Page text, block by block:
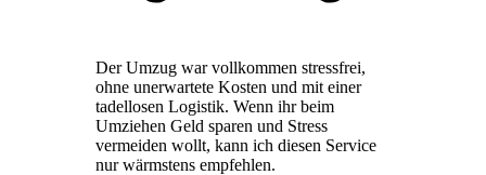
Der Umzug war vollkommen stressfrei,
ohne unerwartete Kosten und mit einer
tadellosen Logistik. Wenn ihr beim
Umziehen Geld sparen und Stress
vermeiden wollt, kann ich diesen Service
nur wärmstens empfehlen.